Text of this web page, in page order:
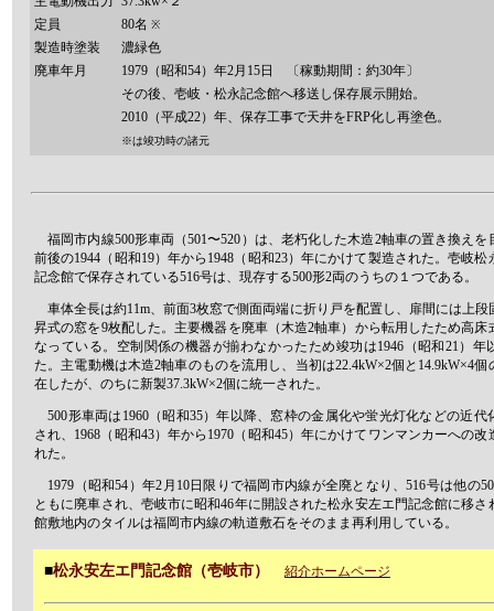
定員
80名 ※
製造時塗装
濃緑色
廃車年月
1979（昭和54）年2月15日 〔稼動期間：約30年〕
その後、壱岐・松永記念館へ移送し保存展示開始。
2010（平成22）年、保存工事で天井をFRP化し再塗色。
※は竣功時の諸元
福岡市内線500形車両（501〜520）は、老朽化した木造2軸車の置き換えを
前後の1944（昭和19）年から1948（昭和23）年にかけて製造された。壱岐松
記念館で保存されている516号は、現存する500形2両のうちの１つである。
車体全長は約11m、前面3枚窓で側面両端に折り戸を配置し、扉間には上段
昇式の窓を9枚配した。主要機器を廃車（木造2軸車）から転用したため高床
なっている。空制関係の機器が揃わなかったため竣功は1946（昭和21）年
た。主電動機は木造2軸車のものを流用し、当初は22.4kW×2個と14.9kW×4個
在したが、のちに新製37.3kW×2個に統一された。
500形車両は1960（昭和35）年以降、窓枠の金属化や蛍光灯化などの近代
され、1968（昭和43）年から1970（昭和45）年にかけてワンマンカーへの改
れた。
1979（昭和54）年2月10日限りで福岡市内線が全廃となり、516号は他の
ともに廃車され、壱岐市に昭和46年に開設された松永安左エ門記念館に移さ
館敷地内のタイルは福岡市内線の軌道敷石をそのまま再利用している。
■松永安左エ門記念館（壱岐市） 紹介ホームページ